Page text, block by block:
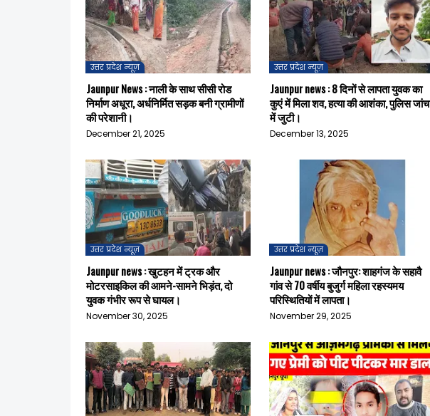
उत्तर प्रदेश न्यूज़
Jaunpur News : नाली के साथ सीसी रोड
निर्माण अधूरा, अर्धनिर्मित सड़क बनी ग्रामीणों
की परेशानी।
December 21, 2025
उत्तर प्रदेश न्यूज़
Jaunpur news : 8 दिनों से लापता युवक का
कुएं में मिला शव, हत्या की आशंका, पुलिस जांच
में जुटी।
December 13, 2025
उत्तर प्रदेश न्यूज़
Jaunpur news : खुटहन में ट्रक और
मोटरसाइकिल की आमने-सामने भिड़ंत, दो
युवक गंभीर रूप से घायल।
November 30, 2025
उत्तर प्रदेश न्यूज़
Jaunpur news : जौनपुर: शाहगंज के सहावै
गांव से 70 वर्षीय बुजुर्ग महिला रहस्यमय
परिस्थितियों में लापता।
November 29, 2025